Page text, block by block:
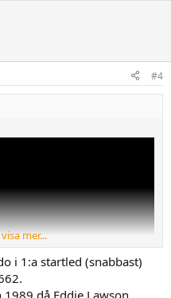
#4
mer...
i 1:a startled (snabbast)